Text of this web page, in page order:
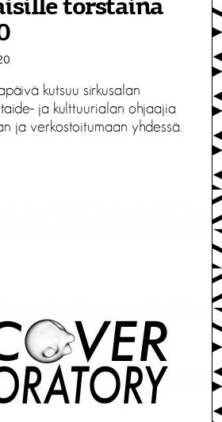
torstaina
kutsuu sirkusalan
ja kulttuurialan ohjaajia
ja verkostoitumaan yhdessä.